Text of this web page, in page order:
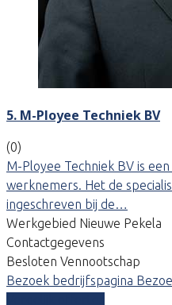
5. M-Ployee Techniek BV
(0)
M-Ployee Techniek BV is
werknemers. Het de
ingeschreven bij de…
Werkgebied Nieuwe Pekela
Contactgegevens
Besloten Vennootschap
Bezoek bedrijfspagina